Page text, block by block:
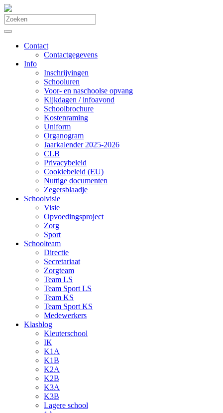
Contact
Contactgegevens
Info
Inschrijvingen
Schooluren
Voor- en naschoolse opvang
Kijkdagen / infoavond
Schoolbrochure
Kostenraming
Uniform
Organogram
Jaarkalender 2025-2026
CLB
Privacybeleid
Cookiebeleid (EU)
Nuttige documenten
Zegersblaadje
Schoolvisie
Visie
Opvoedingsproject
Zorg
Sport
Schoolteam
Directie
Secretariaat
Zorgteam
Team LS
Team Sport LS
Team KS
Team Sport KS
Medewerkers
Klasblog
Kleuterschool
IK
K1A
K1B
K2A
K2B
K3A
K3B
Lagere school